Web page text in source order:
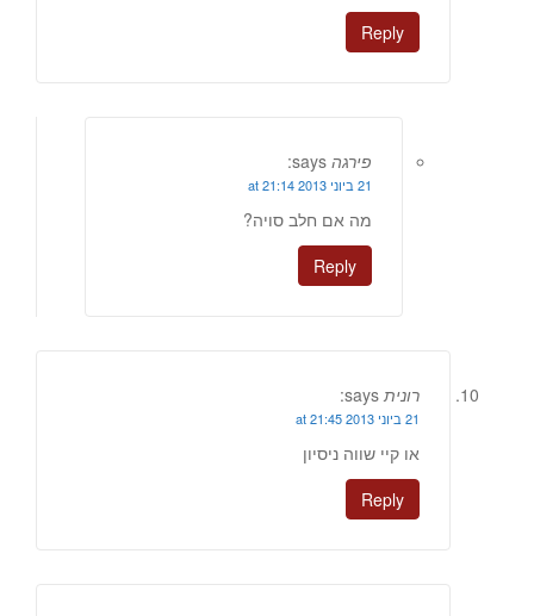
Reply
פירגה says:
21 ביוני 2013 at 21:14
מה אם חלב סויה?
Reply
רונית says:
21 ביוני 2013 at 21:45
או קיי שווה ניסיון
Reply